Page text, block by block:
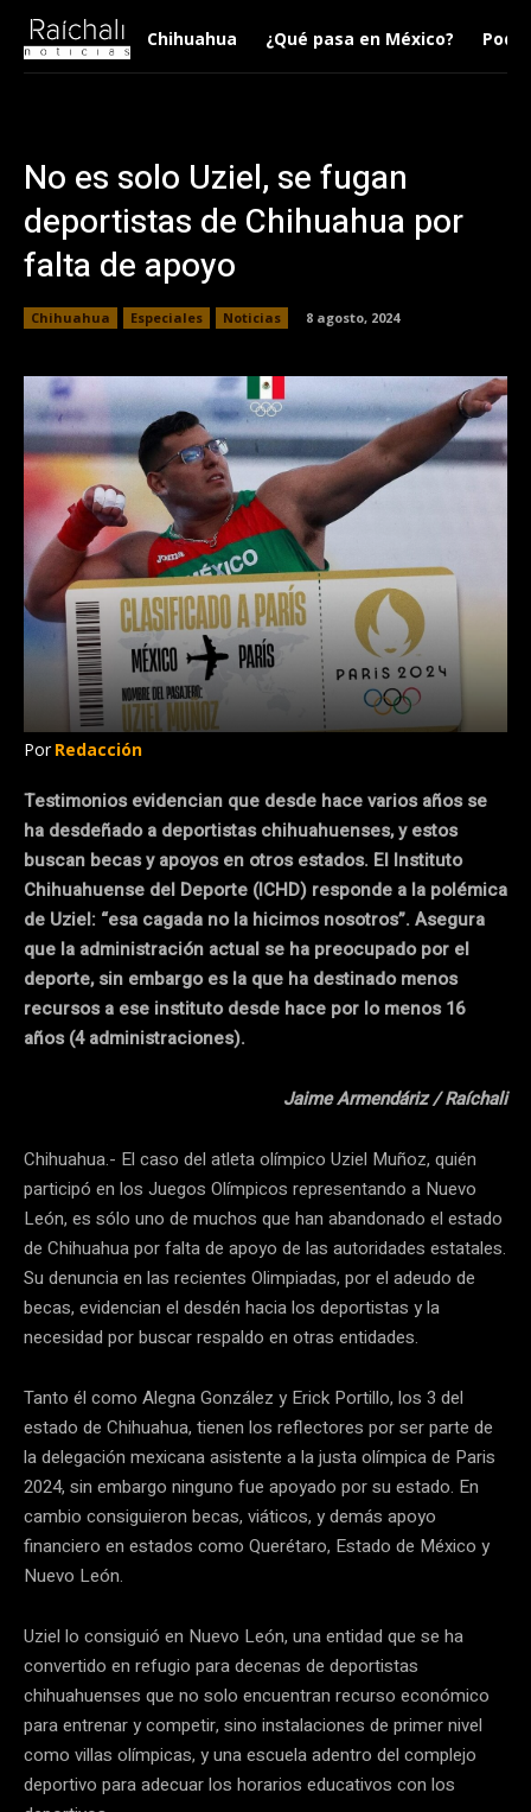
Chihuahua ¿Qué pasa en México?
No es solo Uziel, se fugan
deportistas de Chihuahua por
falta de apoyo
Chihuahua Especiales Noticias 8 agosto, 2024
Por Redacción
Testimonios evidencian que desde hace varios años se
ha desdeñado a deportistas chihuahuenses, y estos
buscan becas y apoyos en otros estados. El Instituto
Chihuahuense del Deporte (ICHD) responde a la polémica
de Uziel: “esa cagada no la hicimos nosotros”. Asegura
que la administración actual se ha preocupado por el
deporte, sin embargo es la que ha destinado menos
recursos a ese instituto desde hace por lo menos 16
años (4 administraciones).
Jaime Armendáriz / Raíchali
Chihuahua.- El caso del atleta olímpico Uziel Muñoz, quién
participó en los Juegos Olímpicos representando a Nuevo
León, es sólo uno de muchos que han abandonado el estado
de Chihuahua por falta de apoyo de las autoridades estatales.
Su denuncia en las recientes Olimpiadas, por el adeudo de
becas, evidencian el desdén hacia los deportistas y la
necesidad por buscar respaldo en otras entidades.
Tanto él como Alegna González y Erick Portillo, los 3 del
estado de Chihuahua, tienen los reflectores por ser parte de
la delegación mexicana asistente a la justa olímpica de Paris
2024, sin embargo ninguno fue apoyado por su estado. En
cambio consiguieron becas, viáticos, y demás apoyo
financiero en estados como Querétaro, Estado de México y
Nuevo León.
Uziel lo consiguió en Nuevo León, una entidad que se ha
convertido en refugio para decenas de deportistas
chihuahuenses que no solo encuentran recurso económico
para entrenar y competir, sino instalaciones de primer nivel
como villas olímpicas, y una escuela adentro del complejo
deportivo para adecuar los horarios educativos con los